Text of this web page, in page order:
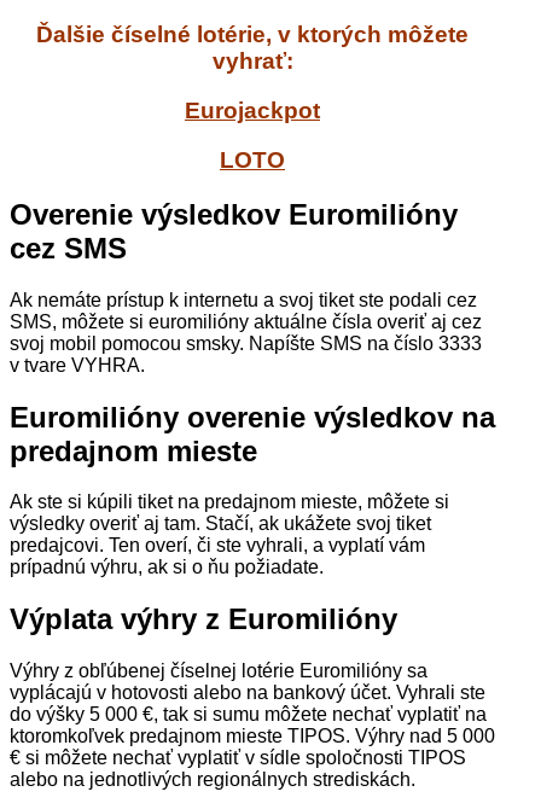
Ďalšie číselné lotérie, v ktorých môžete
vyhrať:
Eurojackpot
LOTO
Overenie výsledkov Euromilióny
cez SMS
Ak nemáte prístup k internetu a svoj tiket ste podali cez
SMS, môžete si euromilióny aktuálne čísla overiť aj cez
svoj mobil pomocou smsky. Napíšte SMS na číslo 3333
v tvare VYHRA.
Euromilióny overenie výsledkov na
predajnom mieste
Ak ste si kúpili tiket na predajnom mieste, môžete si
výsledky overiť aj tam. Stačí, ak ukážete svoj tiket
predajcovi. Ten overí, či ste vyhrali, a vyplatí vám
prípadnú výhru, ak si o ňu požiadate.
Výplata výhry z Euromilióny
Výhry z obľúbenej číselnej lotérie Euromilióny sa
vyplácajú v hotovosti alebo na bankový účet. Vyhrali ste
do výšky 5 000 €, tak si sumu môžete nechať vyplatiť na
ktoromkoľvek predajnom mieste TIPOS. Výhry nad 5 000
€ si môžete nechať vyplatiť v sídle spoločnosti TIPOS
alebo na jednotlivých regionálnych strediskách.